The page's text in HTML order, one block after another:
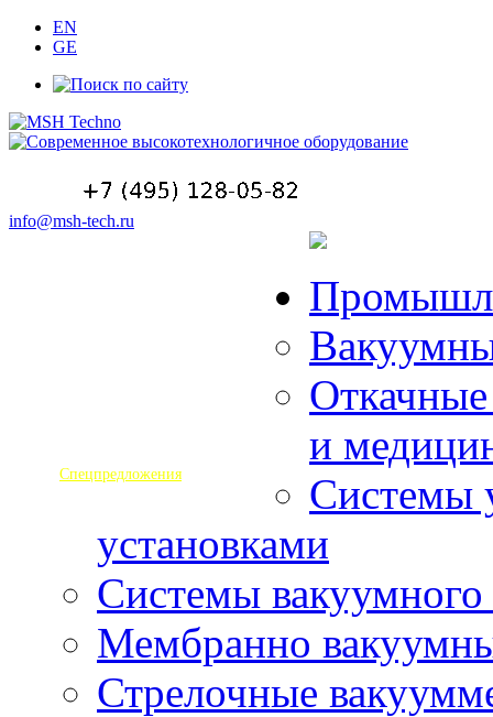
EN
GE
info@msh-tech.ru
Спецпредложения
и
Системы
установками
Системы вакуумного
Мембранно
Стрелочные